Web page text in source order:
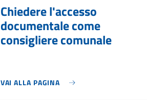
Chiedere l'accesso
documentale come
consigliere comunale
VAI ALLA PAGINA